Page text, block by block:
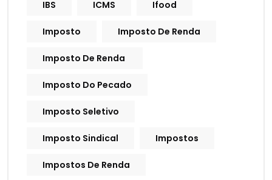
IBS ICMS Ifood
Imposto Imposto De Renda
Imposto De Renda
Imposto Do Pecado
Imposto Seletivo
Imposto Sindical Impostos
Impostos De Renda